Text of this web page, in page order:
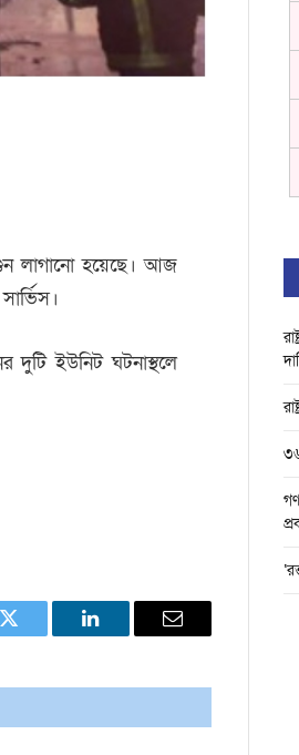
লাগানো হয়েছে। আজ
দুটি ইউনিট ঘটনাস্থলে
Twitter LinkedIn Email